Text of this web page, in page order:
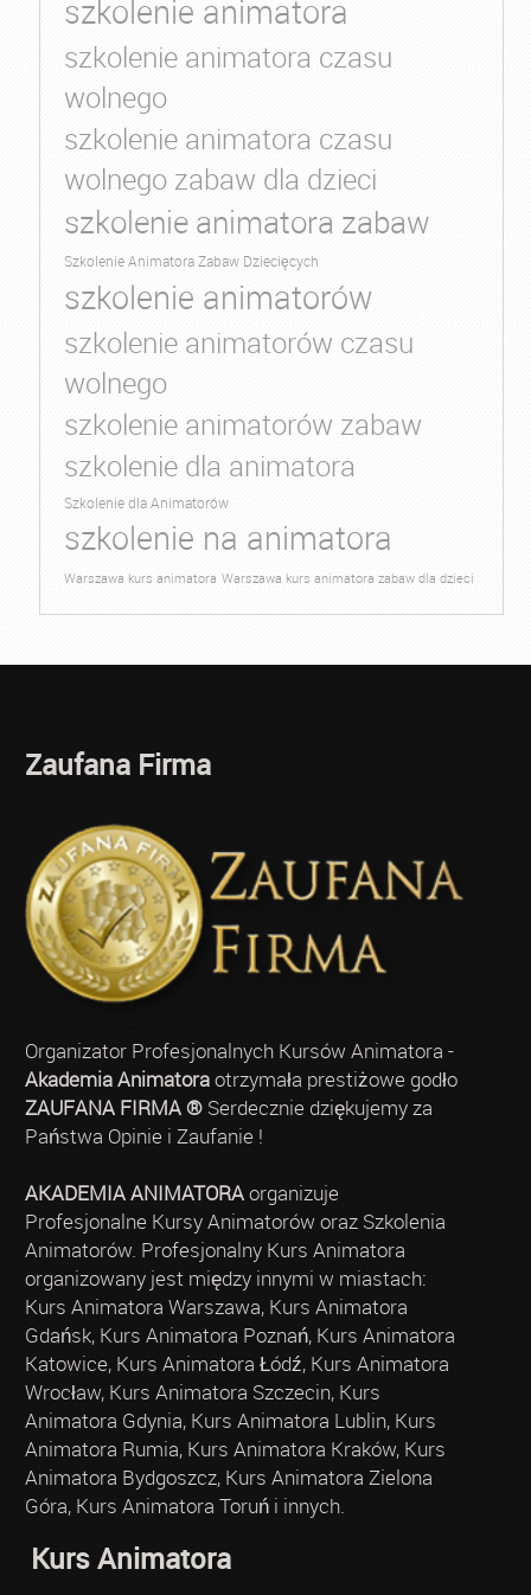
szkolenie animatora
szkolenie animatora czasu
wolnego
szkolenie animatora czasu
wolnego zabaw dla dzieci
szkolenie animatora zabaw
Szkolenie Animatora Zabaw Dziecięcych
szkolenie animatorów
szkolenie animatorów czasu
wolnego
szkolenie animatorów zabaw
szkolenie dla animatora
Szkolenie dla Animatorów
szkolenie na animatora
Warszawa kurs animatora Warszawa kurs animatora zabaw dla dzieci
Zaufana Firma
Organizator Profesjonalnych Kursów Animatora -
Akademia Animatoraotrzymała prestiżowe godło
ZAUFANA FIRMA ®Serdecznie dziękujemy za
Państwa Opinie i Zaufanie !
AKADEMIA ANIMATORAorganizuje
Profesjonalne Kursy Animatorów oraz Szkolenia
Animatorów. Profesjonalny Kurs Animatora
organizowany jest między innymi w miastach:
Kurs Animatora Warszawa, Kurs Animatora
Gdańsk, Kurs Animatora Poznań, Kurs Animatora
Katowice, Kurs Animatora Łódź, Kurs Animatora
Wrocław, Kurs Animatora Szczecin, Kurs
Animatora Gdynia, Kurs Animatora Lublin, Kurs
Animatora Rumia, Kurs Animatora Kraków, Kurs
Animatora Bydgoszcz, Kurs Animatora Zielona
Góra, Kurs Animatora Toruń i innych.
Kurs Animatora